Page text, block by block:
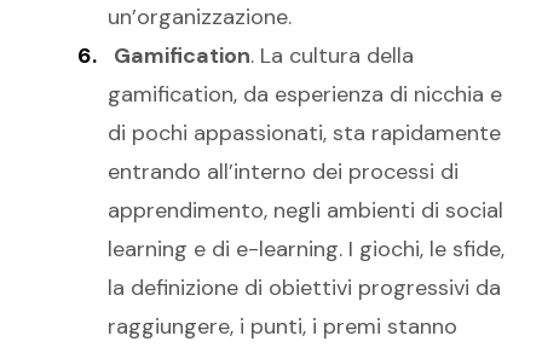
un’organizzazione.
Gamification. La cultura della
gamification, da esperienza di nicchia e
di pochi appassionati, sta rapidamente
entrando all’interno dei processi di
apprendimento, negli ambienti di social
learning e di e-learning. I giochi, le sfide,
la definizione di obiettivi progressivi da
raggiungere, i punti, i premi stanno